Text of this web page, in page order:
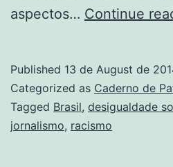
aspectos… Continue
Published 13 de August de
Categorized as Caderno de
Tagged Brasil, desigualdade
jornalismo, racismo